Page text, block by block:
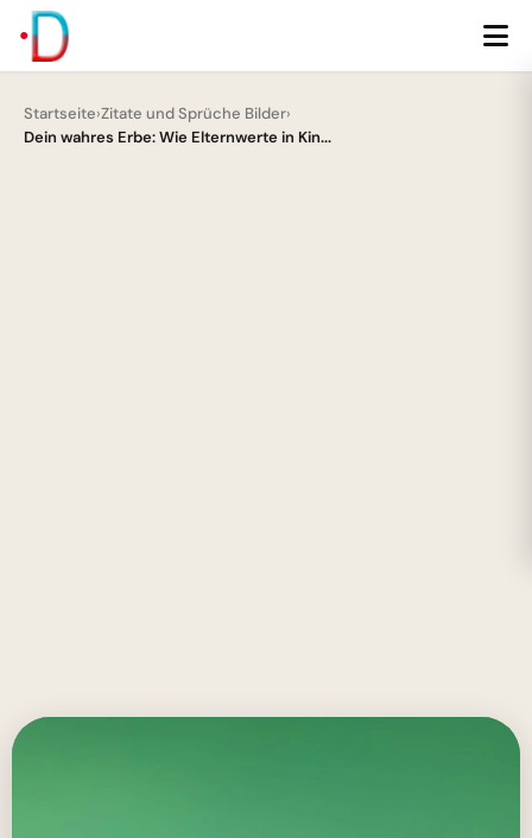
Startseite›Zitate und Sprüche Bilder›
Dein wahres Erbe: Wie Elternwerte in Kin...